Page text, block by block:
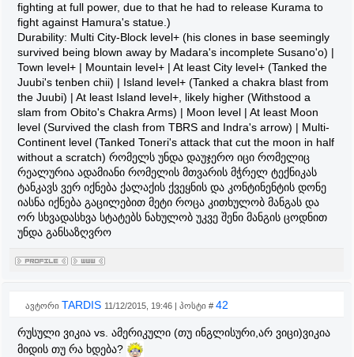
fighting at full power, due to that he had to release Kurama to
fight against Hamura's statue.)
Durability: Multi City-Block level+ (his clones in base seemingly
survived being blown away by Madara's incomplete Susano'o) |
Town level+ | Mountain level+ | At least City level+ (Tanked the
Juubi's tenben chii) | Island level+ (Tanked a chakra blast from
the Juubi) | At least Island level+, likely higher (Withstood a
slam from Obito's Chakra Arms) | Moon level | At least Moon
level (Survived the clash from TBRS and Indra's arrow) | Multi-
Continent level (Tanked Toneri's attack that cut the moon in half
without a scratch) რომელს უნდა დაუჯერო იცი რომელიც
რეალურია ადამიანი რომელის მთვარის მჭრელ ტექნიკას
ტანკავს ვერ იქნება ქალაქის ქვეყნის და კონტინენტის დონე
იასნა იქნება გაცილებით მეტი როცა კითხულობ მანგას და
ორ სხვადასხვა სტატებს ნახულობ უკვე შენი მანგის ცოდნით
უნდა განსაზღვრო
ავტორი TARDIS 11/12/2015, 19:46 | პოსტი # 42
რუსული ვიკია vs. ამერიკული (თუ ინგლისური,არ ვიცი)ვიკია
მიდის თუ რა ხდება?